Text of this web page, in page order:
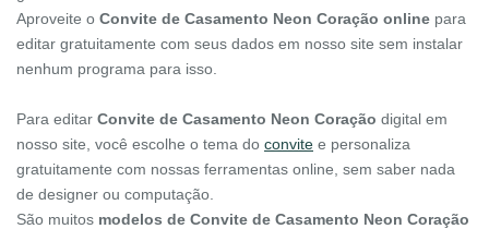
Aproveite o Convite de Casamento Neon Coração online para
editar gratuitamente com seus dados em nosso site sem instalar
nenhum programa para isso.
Para editar Convite de Casamento Neon Coração digital em
nosso site, você escolhe o tema do convite e personaliza
gratuitamente com nossas ferramentas online, sem saber nada
de designer ou computação.
São muitos modelos de Convite de Casamento Neon Coração